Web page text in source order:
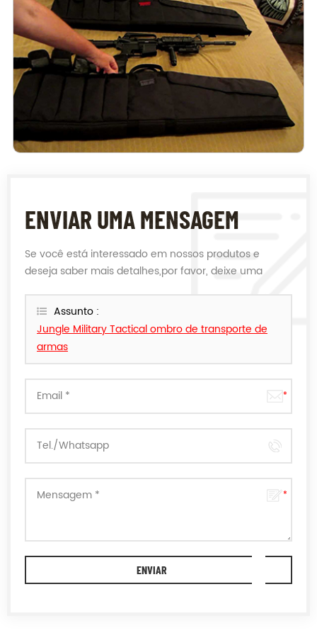
ENVIAR UMA MENSAGEM
Se você está interessado em nossos produtos e
deseja saber mais detalhes,por favor, deixe uma
possível.Assunto :
Jungle Military Tactical ombro de transporte de
armas